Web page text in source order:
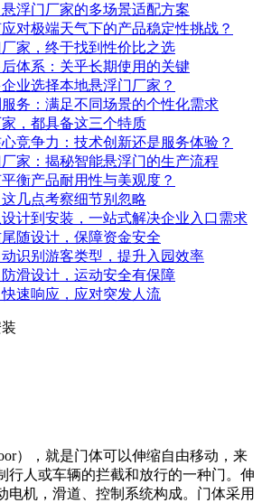
浮门厂家的多场景适配方案
对极端天气下的产品稳定性挑战？
家，终于找到性价比之选
体系：关乎长期使用的关键
业选择本地悬浮门厂家？
务：满足不同场景的个性化需求
，都具备这三个特质
竞争力：技术创新还是服务体验？
家：揭秘智能悬浮门的生产流程
衡产品耐用性与美观度？
几点考察细节别忽略
计到安装，一站式解决企业入口需求
随设计，保障资金安全
识别游客类型，提升入园效率
滑设计，运动安全有保障
速响应，应对突发人流
），就是门体可以伸缩自由移动，来
行人或车辆的拦截和放行的一种门。伸
电机，滑道、控制系统构成。门体采用